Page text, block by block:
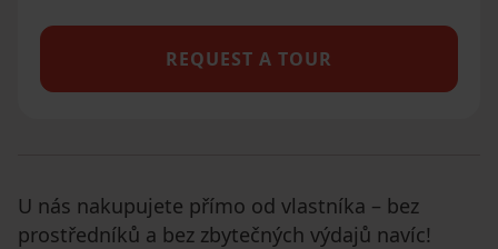
REQUEST A TOUR
U nás nakupujete přímo od vlastníka – bez
prostředníků a bez zbytečných výdajů navíc!